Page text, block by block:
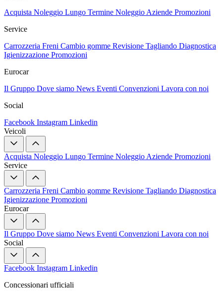
Acquista Noleggio Lungo Termine Noleggio Aziende Promozioni
Service
Carrozzeria Freni Cambio gomme Revisione Tagliando Diagnostica
Igienizzazione Promozioni
Eurocar
Il Gruppo Dove siamo News Eventi Convenzioni Lavora con noi
Social
Facebook Instagram Linkedin
Veicoli
Acquista Noleggio Lungo Termine Noleggio Aziende Promozioni
Service
Carrozzeria Freni Cambio gomme Revisione Tagliando Diagnostica
Igienizzazione Promozioni
Eurocar
Il Gruppo Dove siamo News Eventi Convenzioni Lavora con noi
Social
Facebook Instagram Linkedin
Concessionari ufficiali